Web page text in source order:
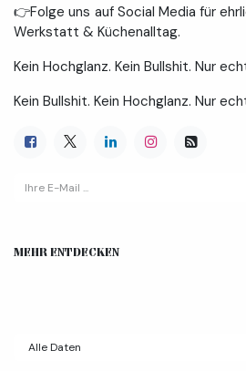
👉Folge uns auf Social Media für
Werkstatt & Küchenalltag.
Kein Hochglanz. Kein Bullshit. Nur
Kein Bullshit. Kein Hochglanz. Nur
MEHR ENTDECKEN